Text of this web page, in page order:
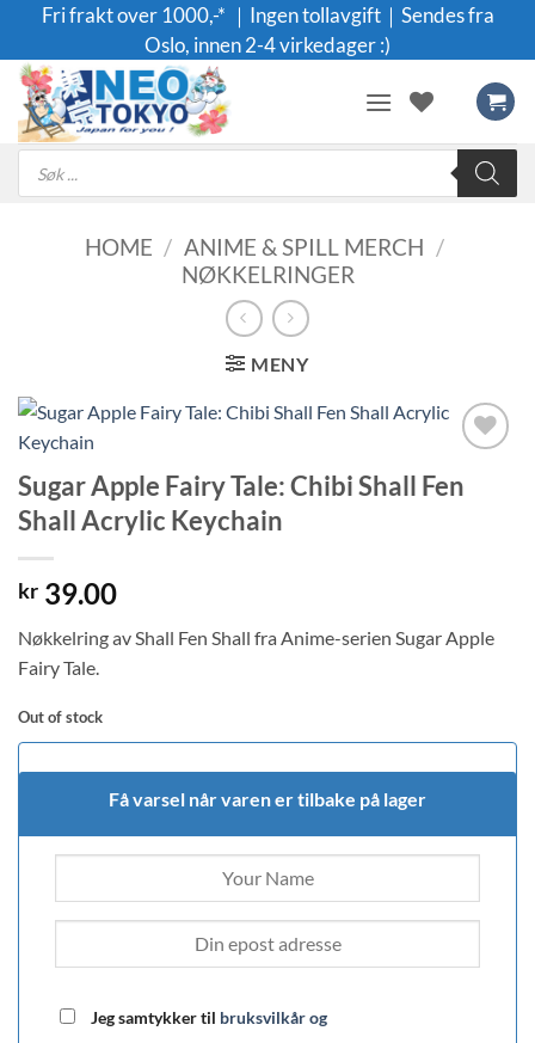
content
Fri frakt over 1000,-* ｜Ingen tollavgift｜Sendes fra
Oslo, innen 2-4 virkedager :)
Products
search
HOME / ANIME & SPILL MERCH /
NØKKELRINGER
MENY
ønskeliste
Sugar Apple Fairy Tale: Chibi Shall Fen
Shall Acrylic Keychain
kr 39.00
Nøkkelring av Shall Fen Shall fra Anime-serien Sugar Apple
Fairy Tale.
Out of stock
Få varsel når varen er tilbake på lager
Jeg samtykker til bruksvilkår og